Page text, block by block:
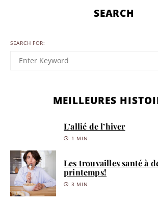
SEARCH
SEARCH FOR:
MEILLEURES
L’allié de l’hiver
1 MIN
Les trouvailles santé à
printemps!
3 MIN